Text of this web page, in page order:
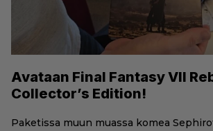
Avataan Final Fantasy VII
Collector’s Edition!
Paketissa muun muassa komea